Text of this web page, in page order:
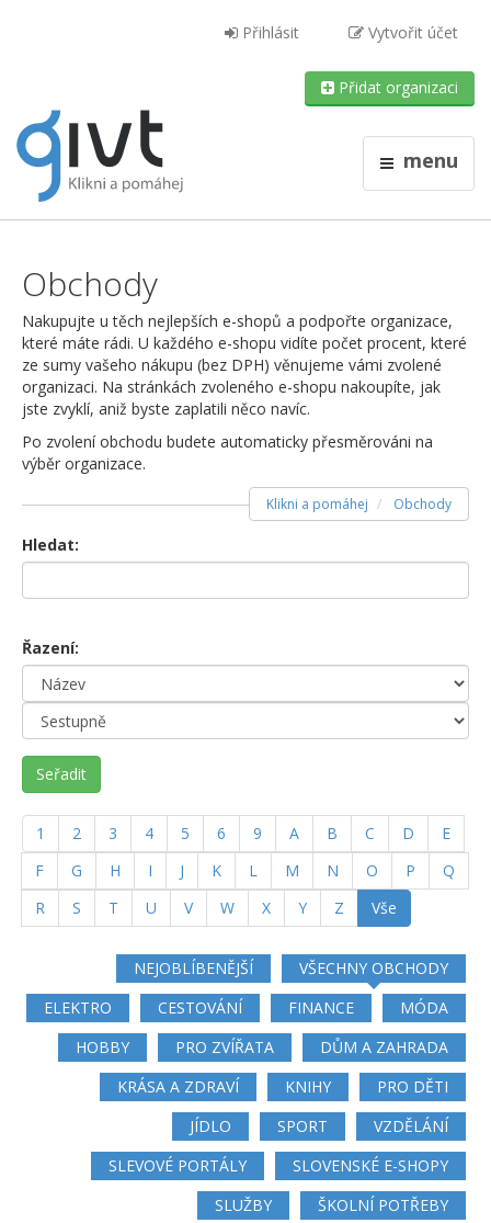
Přihlásit Vytvořit účet
Přidat organizaci
menu
Obchody
Nakupujte u těch nejlepších e-shopů a podpořte organizace,
které máte rádi. U každého e-shopu vidíte počet procent, které
ze sumy vašeho nákupu (bez DPH) věnujeme vámi zvolené
organizaci. Na stránkách zvoleného e-shopu nakoupíte, jak
jste zvyklí, aniž byste zaplatili něco navíc.
Po zvolení obchodu budete automaticky přesměrováni na
výběr organizace.
Klikni a pomáhej Obchody
Hledat:
Řazení:
Seřadit
1 2 3 4 5 6 9 A B C D
E
F
G H I J K L M N O P
Q
R
S T U V W X Y Z Vše
NEJOBLÍBENĚJŠÍ
VŠECHNY OBCHODY
ELEKTRO
CESTOVÁNÍ FINANCE
MÓDA
HOBBY
PRO ZVÍŘATA
DŮM A ZAHRADA
KRÁSA A ZDRAVÍ
KNIHY
PRO DĚTI
JÍDLO
SPORT
VZDĚLÁNÍ
SLEVOVÉ PORTÁLY
SLOVENSKÉ E-SHOPY
SLUŽBY
ŠKOLNÍ POTŘEBY